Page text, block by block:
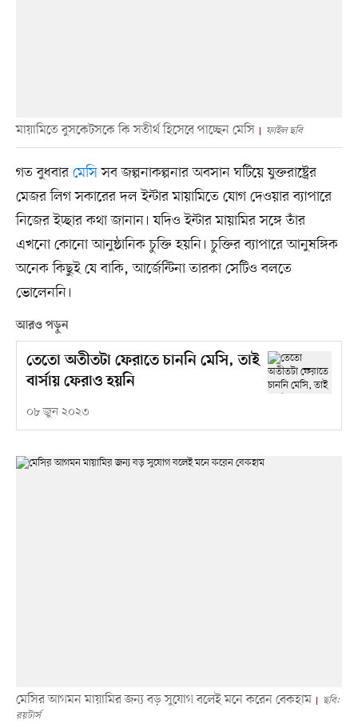
মায়ামিতে বুসকেটসকে কি সতীর্থ হিসেবে পাচ্ছেন মেসি ফাইল ছবি
গত বুধবার মেসিসব জল্পনাকল্পনার অবসান ঘটিয়ে যুক্তরাষ্ট্রের
মেজর লিগ সকারের দল ইন্টার মায়ামিতে যোগ দেওয়ার ব্যাপারে
নিজের ইচ্ছার কথা জানান। যদিও ইন্টার মায়ামির সঙ্গে তাঁর
এখনো কোনো আনুষ্ঠানিক চুক্তি হয়নি। চুক্তির ব্যাপারে আনুষঙ্গিক
অনেক কিছুই যে বাকি, আর্জেন্টিনা তারকা সেটিও বলতে
ভোলেননি।
আরও পড়ুন
তেতো অতীতটা ফেরাতে চাননি মেসি, তাই
বার্সায় ফেরাও হয়নি
০৮ জুন ২০২৩
মেসির আগমন মায়ামির জন্য বড় সুযোগ বলেই মনে করেন বেকহাম
ছবি:
রয়টার্স